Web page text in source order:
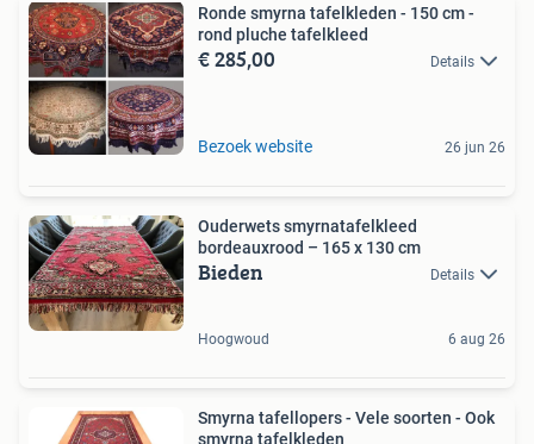
Ronde smyrna tafelkleden - 150 cm -
rond pluche tafelkleed
€ 285,00 Details
Bezoek website 26 jun 26
Ouderwets smyrnatafelkleed
bordeauxrood – 165 x 130 cm
Bieden Details
Hoogwoud 6 aug 26
Smyrna tafellopers - Vele soorten - Ook
smyrna tafelkleden